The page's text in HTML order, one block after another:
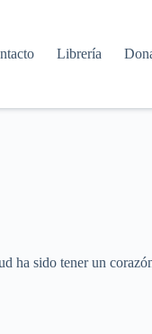
Librería
ha sido tener un